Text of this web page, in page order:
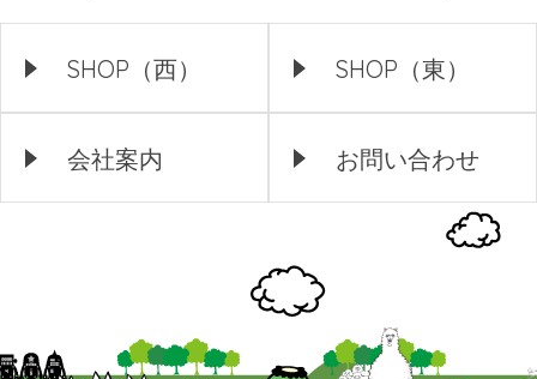
SHOP（西） SHOP（東）
会社案内 お問い合わせ